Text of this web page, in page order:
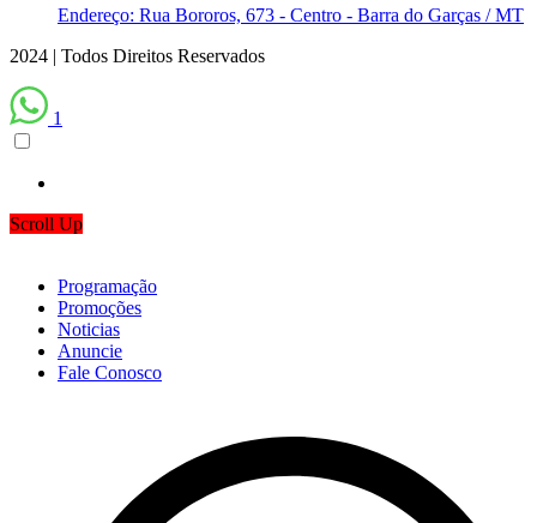
Endereço: Rua Bororos, 673 - Centro - Barra do Garças / MT
2024 | Todos Direitos Reservados
1
Scroll Up
Programação
Promoções
Noticias
Anuncie
Fale Conosco